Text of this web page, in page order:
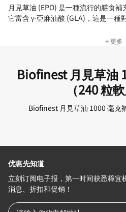
月見草油 (EPO) 是一種流行的膳食補
它富含 γ-亞麻油酸 (GLA)，這是一種
+ 更多
Biofinest 月見草油
（240 粒
Biofinest 月見草油 1000 毫克
优惠先知道
立刻订阅电子报，第一时间获悉樟宜
消息、折扣和促销！